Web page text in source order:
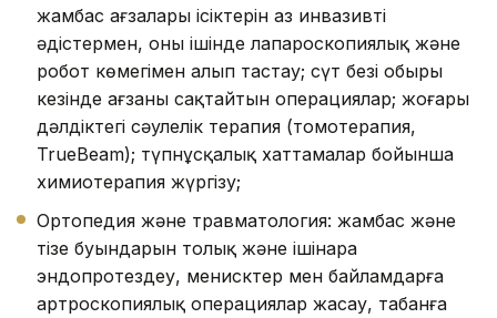
жамбас ағзалары ісіктерін аз инвазивті
әдістермен, оның ішінде лапароскопиялық және
робот көмегімен алып тастау; сүт безі обыры
кезінде ағзаны сақтайтын операциялар; жоғары
дәлдіктегі сәулелік терапия (томотерапия,
TrueBeam); түпнұсқалық хаттамалар бойынша
химиотерапия жүргізу;
Ортопедия және травматология: жамбас және
тізе буындарын толық және ішінара
эндопротездеу, менисктер мен байламдарға
артроскопиялық операциялар жасау, табанға